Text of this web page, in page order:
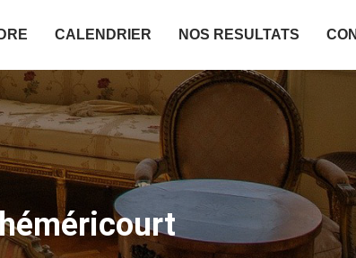
CALENDRIER NOS RESULTATS